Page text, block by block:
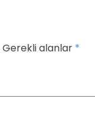
Gerekli alanlar *